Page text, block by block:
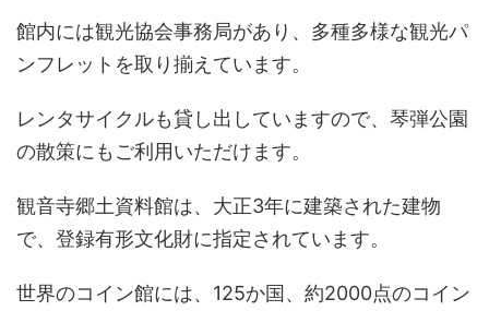
館内には観光協会事務局があり、多種多様な観光パ
ンフレットを取り揃えています。
レンタサイクルも貸し出していますので、琴弾公園
の散策にもご利用いただけます。
観音寺郷土資料館は、大正3年に建築された建物
で、登録有形文化財に指定されています。
世界のコイン館には、125か国、約2000点のコイン